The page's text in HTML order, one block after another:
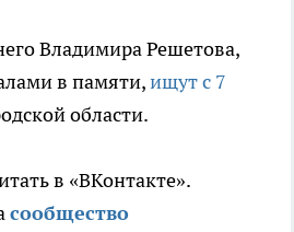
Владимира Решетова,
в памяти,ищут с 7
области.
в «ВКонтакте».
сообщество